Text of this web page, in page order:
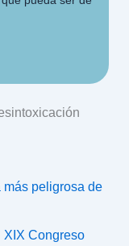
peligrosa de
XIX Congreso